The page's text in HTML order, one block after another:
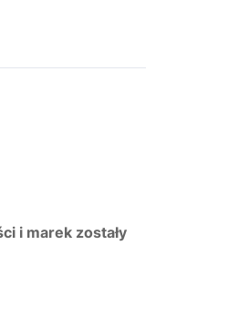
i marek zostały